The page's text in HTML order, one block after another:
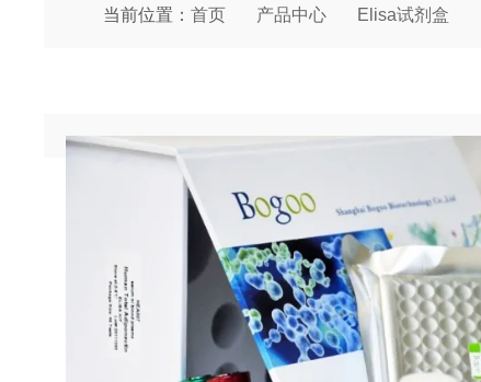
当前位置：首页 产品中心 Elisa试剂盒